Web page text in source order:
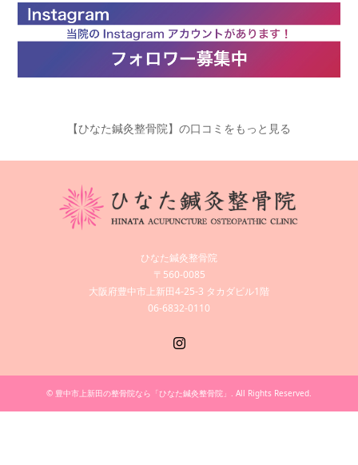
【ひなた鍼灸整骨院】の口コミをもっと見る
ひなた鍼灸整骨院
〒560-0085
大阪府豊中市上新田4-25-3 タカダビル1階
06-6832-0110
© 豊中市上新田の整骨院なら「ひなた鍼灸整骨院」 . All Rights Reserved.